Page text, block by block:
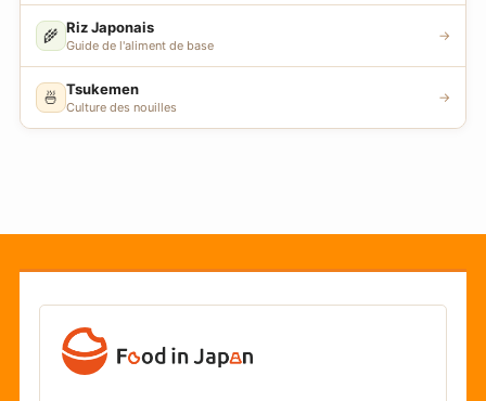
🌾 Riz Japonais
Guide de l'aliment de base
→
🍜 Tsukemen
Culture des nouilles
→